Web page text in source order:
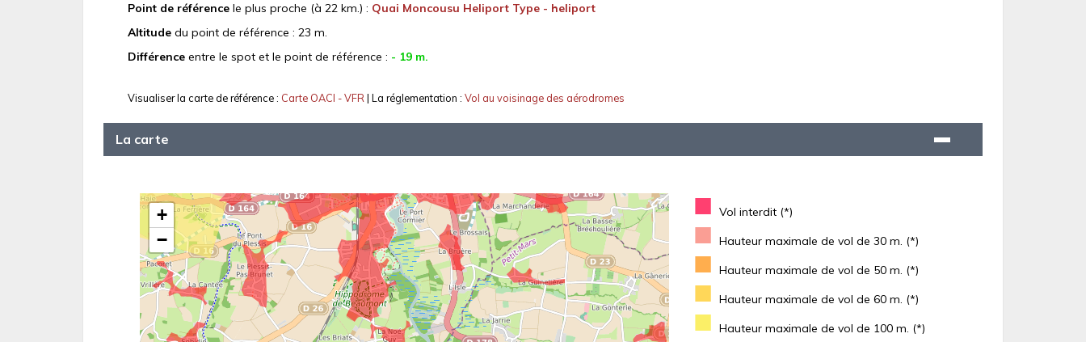
Point de référence le plus proche (à 22 km.) : Quai Moncousu Heliport Type - heliport
Altitude du point de référence : 23 m.
Différence entre le spot et le point de référence : - 19 m.
Visualiser la carte de référence : Carte OACI - VFR| La réglementation : Vol au voisinage des aérodromes
La carte
■ Vol interdit (*)
■ Hauteur maximale de vol de 30 m. (*)
■ Hauteur maximale de vol de 50 m. (*)
■ Hauteur maximale de vol de 60 m. (*)
■ Hauteur maximale de vol de 100 m. (*)